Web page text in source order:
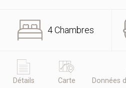
4 Chambres
Détails Carte Données